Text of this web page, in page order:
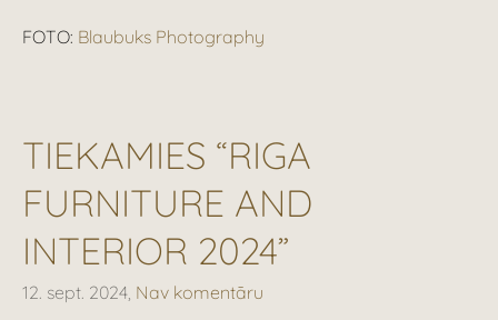
FOTO: Blaubuks Photography
TIEKAMIES “RIGA
FURNITURE AND
INTERIOR 2024”
12. sept. 2024, Nav komentāru